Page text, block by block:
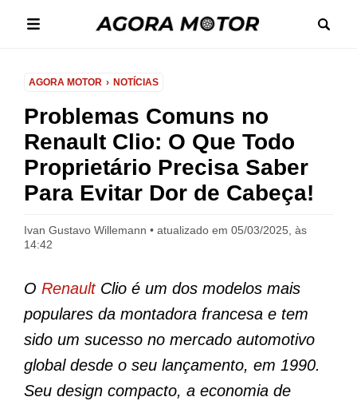
AGORA MOTOR NOTÍCIAS
Problemas Comuns no
Renault Clio: O Que Todo
Proprietário Precisa Saber
Para Evitar Dor de Cabeça!
Ivan Gustavo Willemann
atualizado em 05/03/2025, às
14:42
O RenaultClio é um dos modelos mais
populares da montadora francesa e tem
sido um sucesso no mercado automotivo
global desde o seu lançamento, em 1990.
Seu design compacto, a economia de